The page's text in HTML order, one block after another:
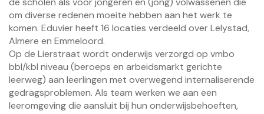
om diverse redenen moeite hebben aan het werk te
komen. Eduvier heeft 16 locaties verdeeld over Lelystad,
Almere en Emmeloord.
Op de Lierstraat wordt onderwijs verzorgd op vmbo
bbl/kbl niveau (beroeps en arbeidsmarkt gerichte
leerweg) aan leerlingen met overwegend internaliserende
gedragsproblemen. Als team werken we aan een
leeromgeving die aansluit bij hun onderwijsbehoeften,